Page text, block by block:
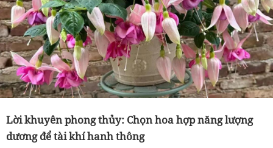
Lời khuyên phong thủy: Chọn hoa hợp năng lượng
dương để tài khí hanh thông